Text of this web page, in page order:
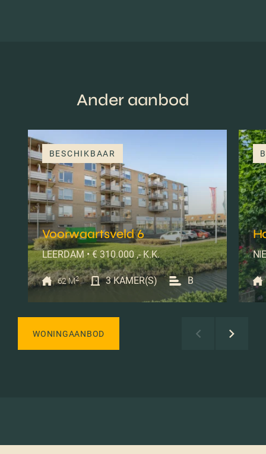
Ander aanbod
BESCHIKBAAR
Voorwaartsveld 6
LEERDAM • € 310.000 ,- K.K.
62 M2 3 KAMER(S) B
WONINGAANBOD